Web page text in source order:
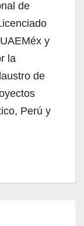
de
y
la
de
Perú y